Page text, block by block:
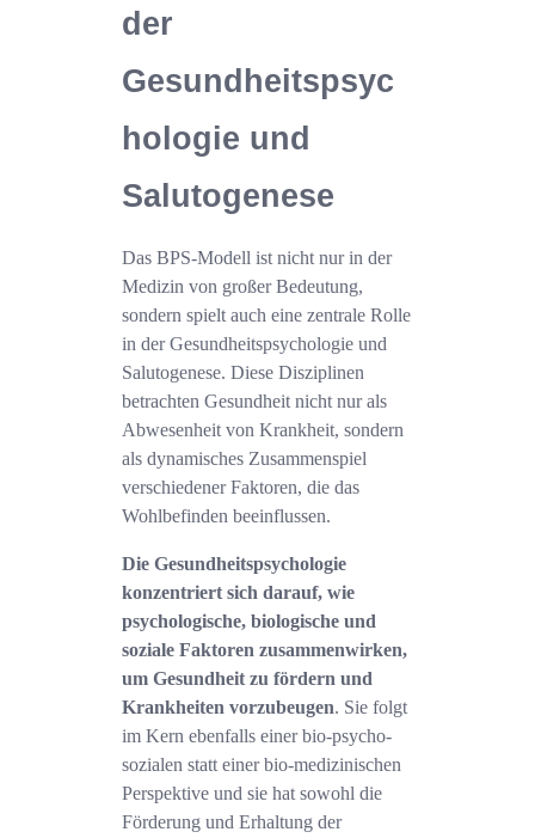
der
Gesundheitspsyc
hologie und
Salutogenese
Das BPS-Modell ist nicht nur in der
Medizin von großer Bedeutung,
sondern spielt auch eine zentrale Rolle
in der Gesundheitspsychologie und
Salutogenese. Diese Disziplinen
betrachten Gesundheit nicht nur als
Abwesenheit von Krankheit, sondern
als dynamisches Zusammenspiel
verschiedener Faktoren, die das
Wohlbefinden beeinflussen.
Die Gesundheitspsychologie
konzentriert sich darauf, wie
psychologische, biologische und
soziale Faktoren zusammenwirken,
um Gesundheit zu fördern und
Krankheiten vorzubeugen. Sie folgt
im Kern ebenfalls einer bio-psycho-
sozialen statt einer bio-medizinischen
Perspektive und sie hat sowohl die
Förderung und Erhaltung der